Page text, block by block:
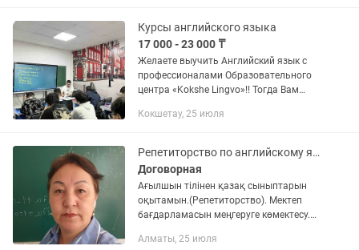
Курсы английского языка
17 000 - 23 000 ₸
Желаете выучить Английский язык с
профессионалами Образовательного
центра «Kokshe Lingvo»!! Тогда Вам
преподавания более 10 лет! - 3000
Кокшетау, 25 июля
Репетиторство по английскому языку
Договорная
Ағылшын тілінен қазақ сыныптарын
оқытамын.(Репетиторство). Мектеп
бағдарламасын меңгеруге көмектесу.
Ағылшынша сөйлеуді дамыту.
Алматы, 25 июля